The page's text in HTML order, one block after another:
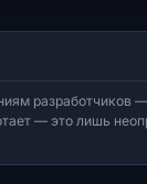
разработчиков
— это лишь